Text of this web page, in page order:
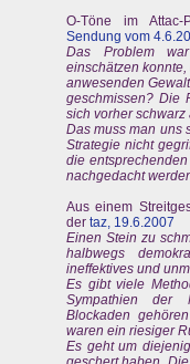
O-Töne im
Sendung vom
Das Problem
einschätzen
anwesenden
geschmissen? Die
sich vorher schwarz
Das muss man uns
Strategie nicht
die
nachgedacht
Aus einem
der taz, 19.6.2007
Einen Stein zu
halbwegs
ineffektives und
Es gibt viele
Sympathien der
Blockaden
waren ein riesiger
Es geht um